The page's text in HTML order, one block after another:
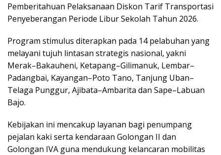
Pemberitahuan Pelaksanaan Diskon Tarif Transportasi
Penyeberangan Periode Libur Sekolah Tahun 2026.
Program stimulus diterapkan pada 14 pelabuhan yang
melayani tujuh lintasan strategis nasional, yakni
Merak–Bakauheni, Ketapang–Gilimanuk, Lembar–
Padangbai, Kayangan–Poto Tano, Tanjung Uban–
Telaga Punggur, Ajibata–Ambarita dan Sape–Labuan
Bajo.
Kebijakan ini mencakup layanan bagi penumpang
pejalan kaki serta kendaraan Golongan II dan
Golongan IVA guna mendukung kelancaran mobilitas